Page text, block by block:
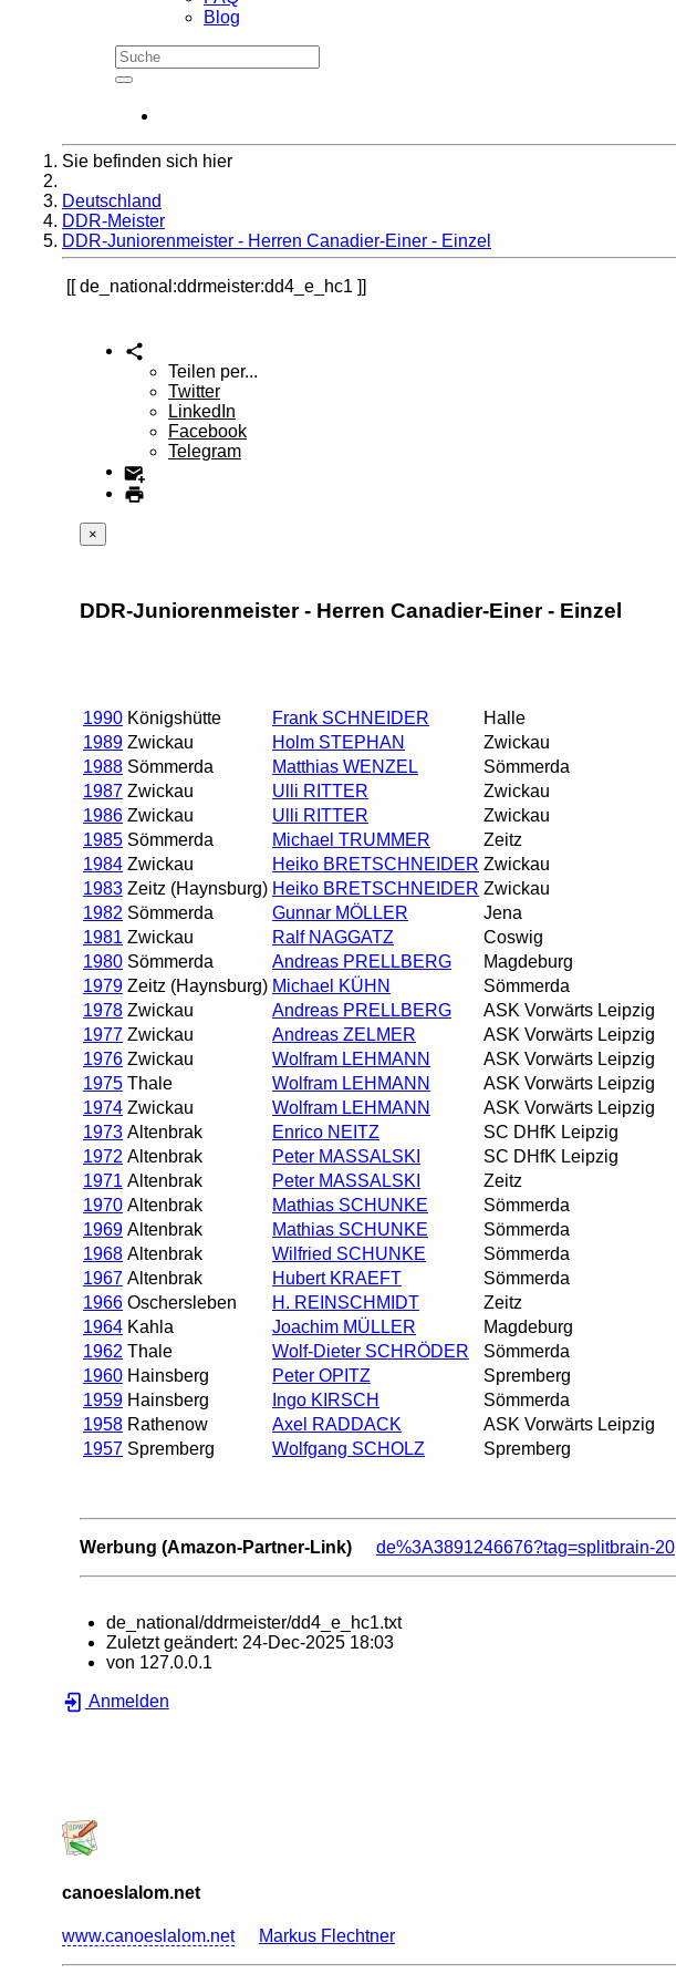
Blog
Sie befinden sich hier
Deutschland
DDR-Meister
DDR-Juniorenmeister - Herren Canadier-Einer - Einzel
de_national:ddrmeister:dd4_e_hc1
Teilen per...
Twitter
LinkedIn
Facebook
Telegram
×
DDR-Juniorenmeister - Herren Canadier-Einer - Einzel
1990 Königshütte Frank SCHNEIDER
Halle
1989 Zwickau Holm STEPHAN
Zwickau
1988 Sömmerda Matthias WENZEL
Sömmerda
1987 Zwickau Ulli RITTER
Zwickau
1986 Zwickau Ulli RITTER
Zwickau
1985 Sömmerda Michael TRUMMER
Zeitz
1984 Zwickau Heiko BRETSCHNEIDER Zwickau
1983 Zeitz (Haynsburg) Heiko BRETSCHNEIDER Zwickau
1982 Sömmerda Gunnar MÖLLER
Jena
1981 Zwickau Ralf NAGGATZ
Coswig
1980 Sömmerda Andreas PRELLBERG
Magdeburg
1979 Zeitz (Haynsburg) Michael KÜHN
Sömmerda
1978 Zwickau Andreas PRELLBERG
ASK Vorwärts Leipzig
1977 Zwickau Andreas ZELMER
ASK Vorwärts Leipzig
1976 Zwickau Wolfram LEHMANN
ASK Vorwärts Leipzig
1975 Thale Wolfram LEHMANN
ASK Vorwärts Leipzig
1974 Zwickau Wolfram LEHMANN
ASK Vorwärts Leipzig
1973 Altenbrak Enrico NEITZ
SC DHfK Leipzig
1972 Altenbrak Peter MASSALSKI
SC DHfK Leipzig
1971 Altenbrak Peter MASSALSKI
Zeitz
1970 Altenbrak Mathias SCHUNKE
Sömmerda
1969 Altenbrak Mathias SCHUNKE
Sömmerda
1968 Altenbrak Wilfried SCHUNKE
Sömmerda
1967 Altenbrak Hubert KRAEFT
Sömmerda
1966 Oschersleben H. REINSCHMIDT
Zeitz
1964 Kahla Joachim MÜLLER
Magdeburg
1962 Thale Wolf-Dieter SCHRÖDER
Sömmerda
1960 Hainsberg Peter OPITZ
Spremberg
1959 Hainsberg Ingo KIRSCH
Sömmerda
1958 Rathenow Axel RADDACK
ASK Vorwärts Leipzig
1957 Spremberg Wolfgang SCHOLZ Spremberg
Werbung (Amazon-Partner-Link) de%3A3891246676?tag=splitbrain-20
de_national/ddrmeister/dd4_e_hc1.txt
Zuletzt geändert: 24-Dec-2025 18:03
von 127.0.0.1
Anmelden
canoeslalom.net
www.canoeslalom.net Markus Flechtner